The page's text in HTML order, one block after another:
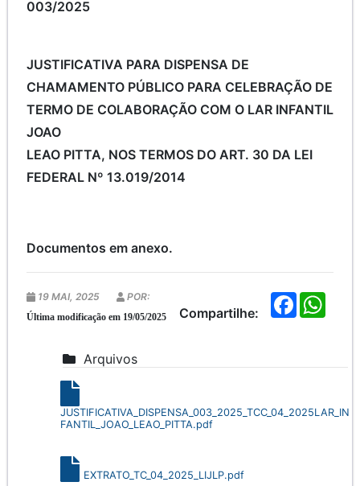
003/2025
JUSTIFICATIVA PARA DISPENSA DE
CHAMAMENTO PÚBLICO PARA CELEBRAÇÃO DE
TERMO DE COLABORAÇÃO COM O LAR INFANTIL
JOAO
LEAO PITTA, NOS TERMOS DO ART. 30 DA LEI
FEDERAL Nº 13.019/2014
Documentos em anexo.
Compartilhe:
F
a
o
A
19 MAI, 2025 POR:
Última modificação em 19/05/2025
Arquivos
JUSTIFICATIVA_DISPENSA_003_2025_TCC_04_2025LAR_IN
FANTIL_JOAO_LEAO_PITTA.pdf
EXTRATO_TC_04_2025_LIJLP.pdf